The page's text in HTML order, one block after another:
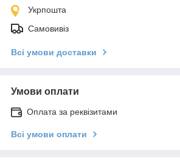
Укрпошта
Самовивіз
Всі умови доставки
Умови оплати
Оплата за реквізитами
Всі умови оплати